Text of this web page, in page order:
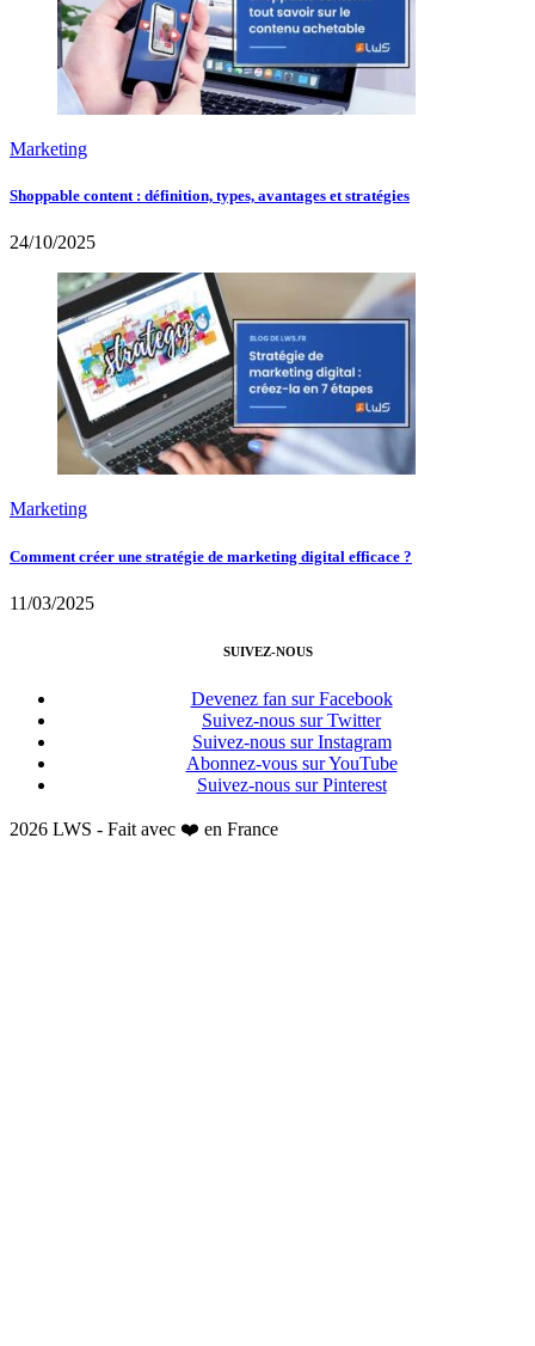
Marketing
Shoppable content : définition, types, avantages et stratégies
24/10/2025
Marketing
Comment créer une stratégie de marketing digital efficace ?
11/03/2025
SUIVEZ-NOUS
Devenez fan sur Facebook
Suivez-nous sur Twitter
Suivez-nous sur Instagram
Abonnez-vous sur YouTube
Suivez-nous sur Pinterest
2026 LWS - Fait avec ❤️ en France